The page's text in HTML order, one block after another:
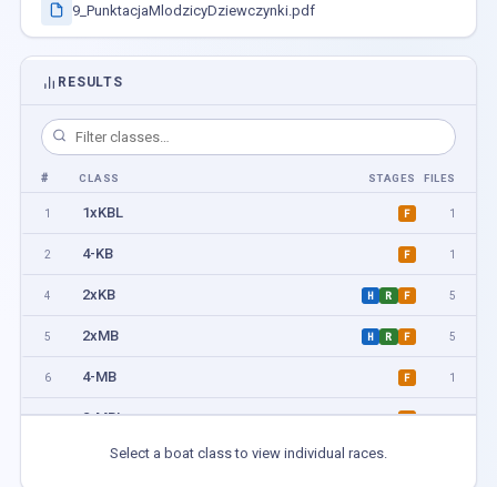
9_PunktacjaMlodzicyDziewczynki.pdf
RESULTS
# CLASS STAGES FILES
1 1xKBL F 1
2 4-KB F 1
4 2xKB H R F 5
5 2xMB H R F 5
6 4-MB F 1
7 2-MBL F 1
1xMBLSelect a boat class to view individual races.